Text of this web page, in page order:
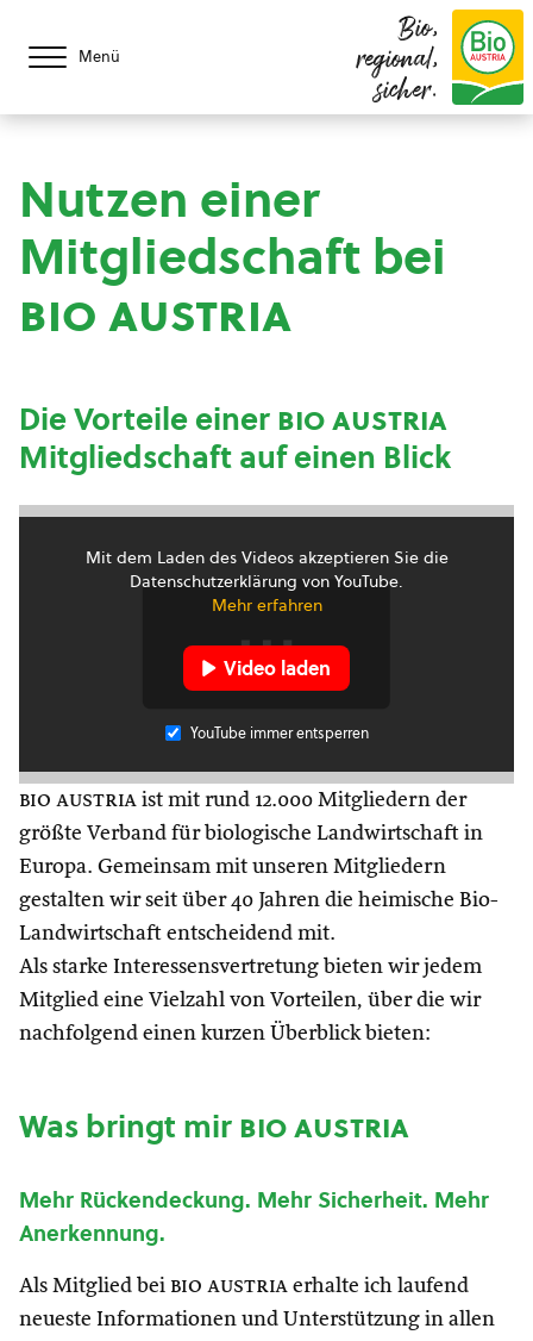
Menü
Bio,
regional,
sicher.
Nutzen einer
Mitgliedschaft bei
bio austria
Die Vorteile einerbio austria
Mitgliedschaft auf einen Blick
Mit dem Laden des Videos akzeptieren Sie die
Datenschutzerklärung von YouTube.
Mehr erfahren
Video laden
YouTube immer entsperren
bio austria ist mit rund 12.000 Mitgliedern der
größte Verband für biologische Landwirtschaft in
Europa. Gemeinsam mit unseren Mitgliedern
gestalten wir seit über 40 Jahren die heimische Bio-
Landwirtschaft entscheidend mit.
Als starke Interessensvertretung bieten wir jedem
Mitglied eine Vielzahl von Vorteilen, über die wir
nachfolgend einen kurzen Überblick bieten:
Was bringt mirbio austria
Mehr Rückendeckung. Mehr Sicherheit. Mehr
Anerkennung.
Als Mitglied bei bio austria erhalte ich laufend
neueste Informationen und Unterstützung in allen